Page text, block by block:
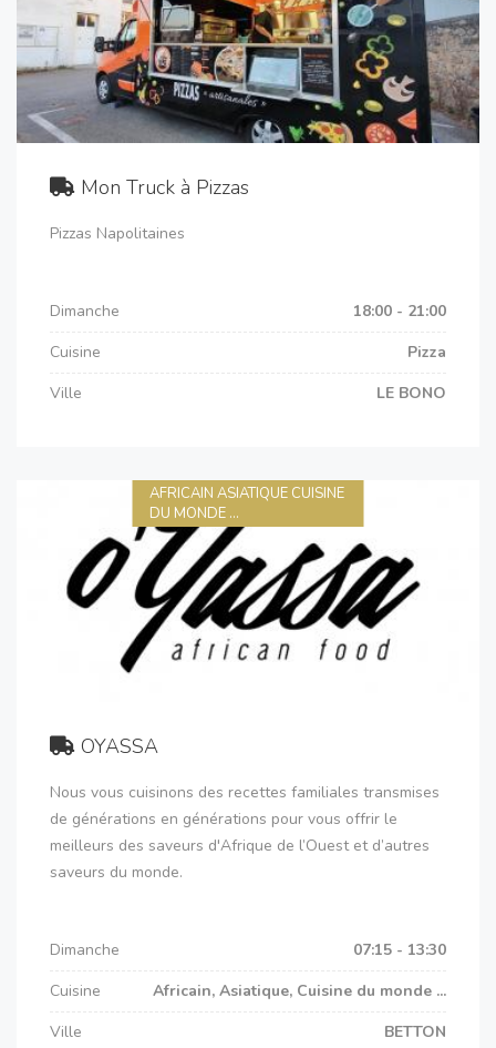
Mon Truck à Pizzas
Pizzas Napolitaines
Dimanche
18:00 - 21:00
Cuisine
Pizza
Ville
LE BONO
AFRICAIN ASIATIQUE CUISINE
DU MONDE ...
OYASSA
Nous vous cuisinons des recettes familiales transmises
de générations en générations pour vous offrir le
meilleurs des saveurs d'Afrique de l’Ouest et d’autres
saveurs du monde.
Dimanche
07:15 - 13:30
Cuisine
Africain, Asiatique, Cuisine du monde ...
Ville
BETTON